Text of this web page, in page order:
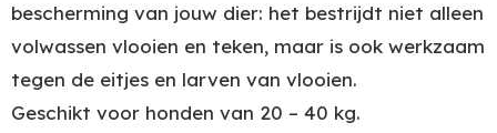
bescherming van jouw dier: het bestrijdt niet alleen
volwassen vlooien en teken, maar is ook werkzaam
tegen de eitjes en larven van vlooien.
Geschikt voor honden van 20 – 40 kg.